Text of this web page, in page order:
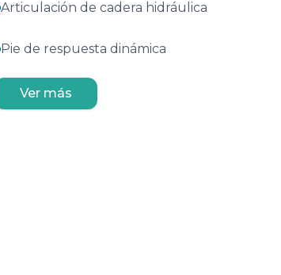
Articulación de cadera hidráulica
Pie de respuesta dinámica
Ver más